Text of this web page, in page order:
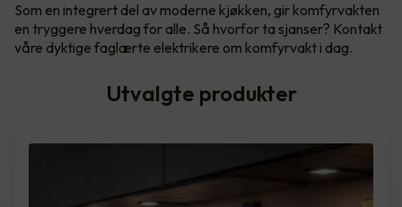
Som en integrert del av moderne kjøkken, gir komfyrvakten
en tryggere hverdag for alle. Så hvorfor ta sjanser? Kontakt
våre dyktige faglærte elektrikere om komfyrvakt i dag.
Utvalgte produkter